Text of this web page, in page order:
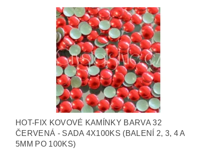
HOT-FIX KOVOVÉ KAMÍNKY BARVA 32
ČERVENÁ - SADA 4X100KS (BALENÍ 2, 3, 4 A
5MM PO 100KS)